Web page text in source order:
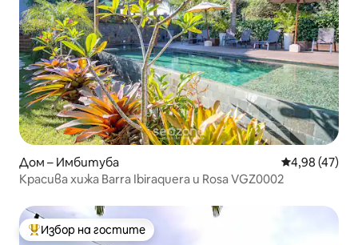
Дом – Имбитуба Средна
4,98 (47)
Красива хижа Barra Ibiraquera и Rosa VGZ0002
Най-популярен избор на гостите
Избор на гостите